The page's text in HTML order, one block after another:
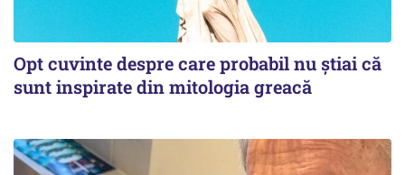
Opt cuvinte despre care probabil nu știai că
sunt inspirate din mitologia greacă